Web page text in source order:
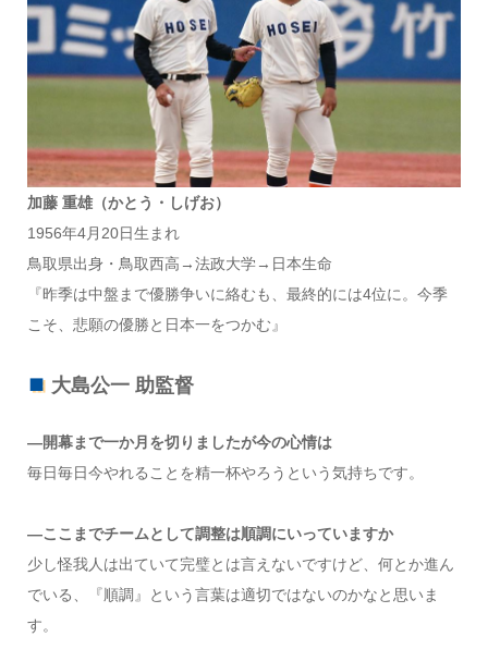
加藤 重雄（かとう・しげお）
1956年4月20日生まれ
鳥取県出身・鳥取西高→法政大学→日本生命
『昨季は中盤まで優勝争いに絡むも、最終的には4位に。今季
こそ、悲願の優勝と日本一をつかむ』
大島公一 助監督
―開幕まで一か月を切りましたが今の心情は
毎日毎日今やれることを精一杯やろうという気持ちです。
―ここまでチームとして調整は順調にいっていますか
少し怪我人は出ていて完璧とは言えないですけど、何とか進ん
でいる、『順調』という言葉は適切ではないのかなと思いま
す。